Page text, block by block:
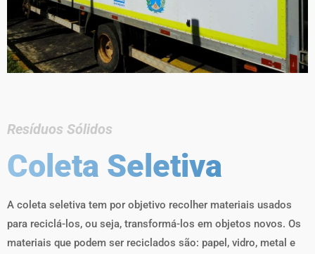
Resíduos Sólidos
Coleta Seletiva
A coleta seletiva tem por objetivo recolher materiais usados
para reciclá-los, ou seja, transformá-los em objetos novos. Os
materiais que podem ser reciclados são: papel, vidro, metal e